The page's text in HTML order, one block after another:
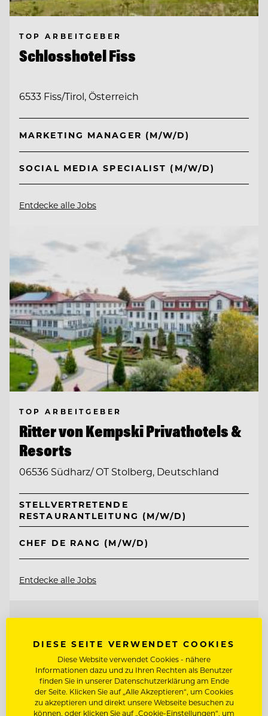
TOP ARBEITGEBER
Schlosshotel Fiss
6533 Fiss/Tirol, Österreich
MARKETING MANAGER (M/W/D)
SOCIAL MEDIA SPECIALIST (M/W/D)
Entdecke alle Jobs
TOP ARBEITGEBER
Ritter von Kempski Privathotels &
Resorts
06536 Südharz/ OT Stolberg, Deutschland
STELLVERTRETENDE
RESTAURANTLEITUNG (M/W/D)
CHEF DE RANG (M/W/D)
Entdecke alle Jobs
DIESE SEITE VERWENDET COOKIES
Diese Website verwendet Cookies - nähere
Informationen dazu und zu Ihren Rechten als Benutzer
finden Sie in unserer Datenschutzerklärung am Ende
der Seite. Klicken Sie auf „Alle Akzeptieren“, um Cookies
zu akzeptieren und direkt unsere Webseite besuchen zu
können, oder klicken Sie auf „Cookie-Einstellungen“, um